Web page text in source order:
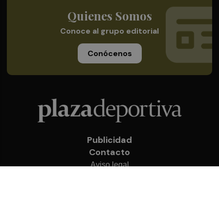
Quienes Somos
Conoce al grupo editorial
Conócenos
Publicidad
Contacto
Aviso legal